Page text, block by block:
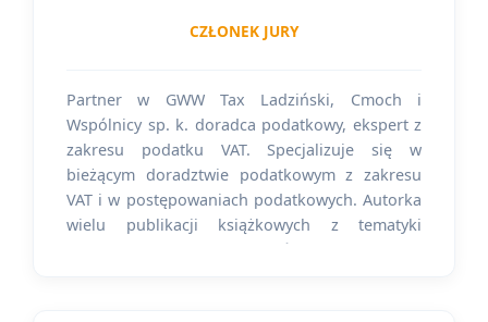
CZŁONEK JURY
Partner w GWW Tax Ladziński, Cmoch i
Wspólnicy sp. k. doradca podatkowy, ekspert z
zakresu podatku VAT. Specjalizuje się w
bieżącym doradztwie podatkowym z zakresu
VAT i w postępowaniach podatkowych. Autorka
wielu publikacji książkowych z tematyki
podatku VAT, wielu artykułów profesjonalnej